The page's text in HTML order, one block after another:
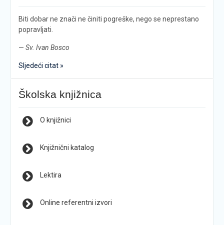
Biti dobar ne znači ne činiti pogreške, nego se neprestano
popravljati.
— Sv. Ivan Bosco
Sljedeći citat »
Školska knjižnica
O knjižnici
Knjižnični katalog
Lektira
Online referentni izvori